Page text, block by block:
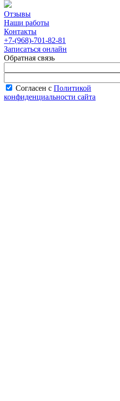
Отзывы
Наши работы
Контакты
+7-(968)-701-82-81
Записаться онлайн
Обратная связь
Согласен с Политикой
конфиденциальности сайта